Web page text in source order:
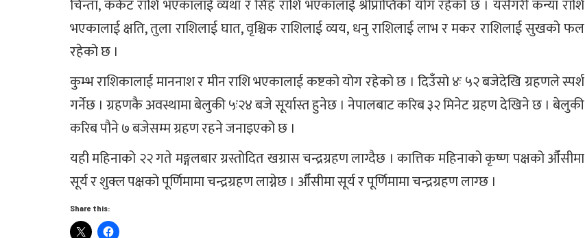
चिन्ता, कर्कट राशि भएकालाई व्यथा र सिंह राशि भएकालाई श्रीप्राप्तिको योग रहेको छ । यसैगरी कन्या राशि
भएकालाई क्षति, तुला राशिलाई घात, वृश्चिक राशिलाई व्यय, धनु राशिलाई लाभ र मकर राशिलाई सुखको फल
रहेको छ ।
कुम्भ राशिकालाई माननाश र मीन राशि भएकालाई कष्टको योग रहेको छ । दिउँसो ४ः ५२ बजेदेखि ग्रहणले स्पर्श
गर्नेछ । ग्रहणकै अवस्थामा बेलुकी ५ः२४ बजे सूर्यास्त हुनेछ । नेपालबाट करिब ३२ मिनेट ग्रहण देखिने छ । बेलुकी
करिब पौने ७ बजेसम्म ग्रहण रहने जनाइएको छ ।
यही महिनाको २२ गते मङ्गलबार ग्रस्तोदित खग्रास चन्द्रग्रहण लाग्दैछ । कात्तिक महिनाको कृष्ण पक्षको औँसीमा
सूर्य र शुक्ल पक्षको पूर्णिमामा चन्द्रग्रहण लाग्नेछ । औँसीमा सूर्य र पूर्णिमामा चन्द्रग्रहण लाग्छ ।
Share this: